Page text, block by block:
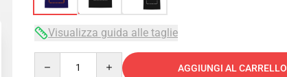
Visualizza guida alle taglie
AGGIUNGI AL CARRELLO